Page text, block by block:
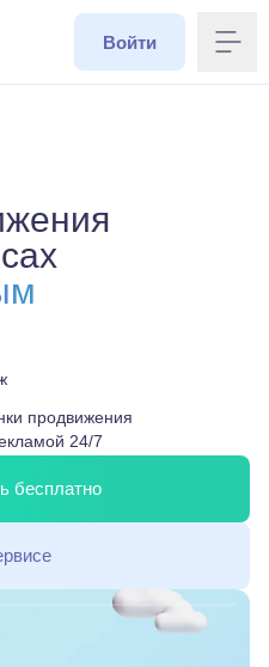
Войти
продвижения
24/7
бесплатно